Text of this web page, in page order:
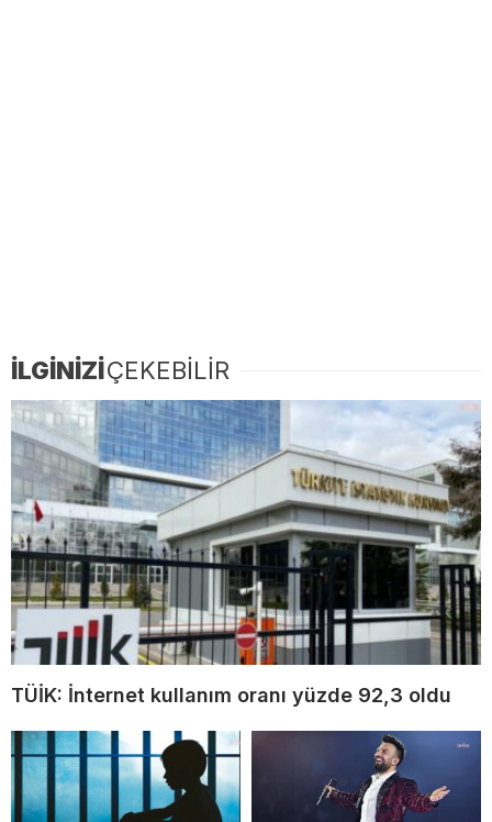
İLGİNİZİÇEKEBİLİR
TÜİK: İnternet kullanım oranı yüzde 92,3 oldu